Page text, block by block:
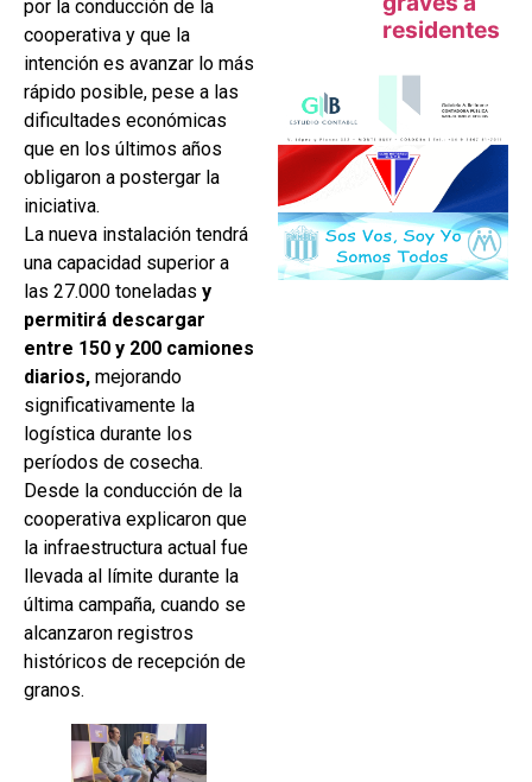
por la conducción de la
cooperativa y que la
intención es avanzar lo más
rápido posible, pese a las
dificultades económicas
que en los últimos años
obligaron a postergar la
iniciativa.
La nueva instalación tendrá
una capacidad superior a
las 27.000 toneladas y
permitirá descargar
entre 150 y 200 camiones
diarios, mejorando
significativamente la
logística durante los
períodos de cosecha.
Desde la conducción de la
cooperativa explicaron que
la infraestructura actual fue
llevada al límite durante la
última campaña, cuando se
alcanzaron registros
históricos de recepción de
granos.